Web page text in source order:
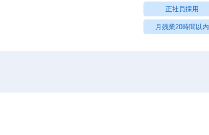
正社員採用
月残業20時間以内